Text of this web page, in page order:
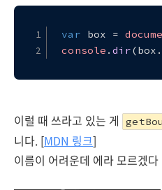
var box =
console . dir(box.
이럴 때 쓰라고 있는 게
니다. [MDN 링크]
이름이 어려운데 에라 모르겠